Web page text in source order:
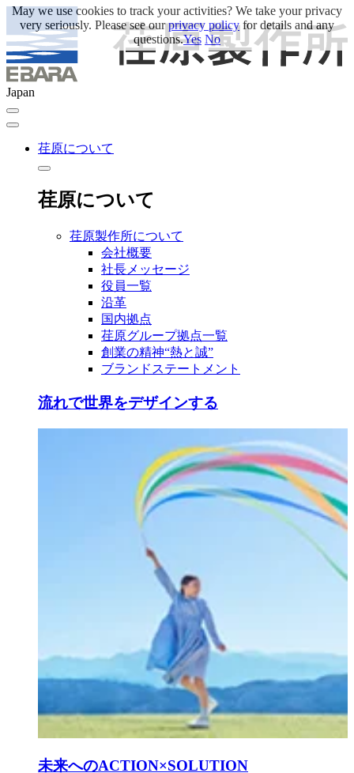
Japan
荏原について
荏原について
荏原製作所について
会社概要
社長メッセージ
役員一覧
沿革
国内拠点
荏原グループ拠点一覧
創業の精神“熱と誠”
ブランドステートメント
流れで世界をデザインする
未来へのACTION×SOLUTION
May we use cookies to track your activities? We take your privacy
very seriously. Please see ourprivacy policyfor details and any
questions.Yes No